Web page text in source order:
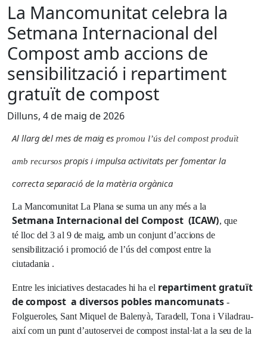
La Mancomunitat celebra la
Setmana Internacional del
Compost amb accions de
sensibilització i repartiment
gratuït de compost
Dilluns, 4 de maig de 2026
Al llarg del mes de maigespromou l’úsdel compostproduït
ambrecursospropisiimpulsa activitats perfomentarla
correcta separaciódela matèria orgànica
LaMancomunitatLaPlana sesumaunanymés ala
SetmanaInternacional del Compost (ICAW), que
té lloc del 3al 9 demaig,ambunconjunt d’accions de
sensibilització ipromocióde l’úsdelcompostentrela
ciutadania .
Entreles iniciatives destacadeshihael repartimentgratuït
decompost adiversos pobles mancomunats-
Folgueroles, SantMiquel de Balenyà, Taradell, Tona i Viladrau-
aixícom un puntd’autoservei de compost instal·lat a la seude la